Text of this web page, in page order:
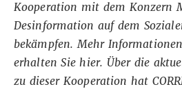
Kooperation mit dem Konzern
Desinformation auf dem
bekämpfen. Mehr
erhalten Siehier. Über die
zu dieser Kooperation hat